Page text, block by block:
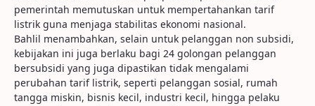
pemerintah memutuskan untuk mempertahankan tarif
listrik guna menjaga stabilitas ekonomi nasional.
Bahlil menambahkan, selain untuk pelanggan non subsidi,
kebijakan ini juga berlaku bagi 24 golongan pelanggan
bersubsidi yang juga dipastikan tidak mengalami
perubahan tarif listrik, seperti pelanggan sosial, rumah
tangga miskin, bisnis kecil, industri kecil, hingga pelaku